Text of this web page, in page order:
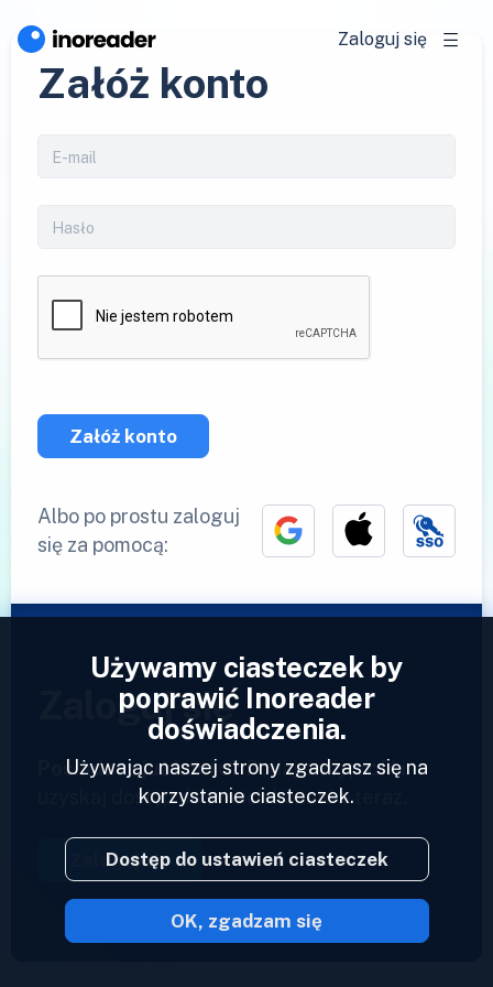
Zaloguj się
Załóż konto
Załóż konto
Albo po prostu zaloguj
się za pomocą:
Zaloguj się
Posiadasz już konto?Podaj swój profil i
uzyskaj dostęp do swoich kanałów teraz.
Zaloguj się
2023 © Inoreader
Używamy ciasteczek by
poprawić Inoreader
doświadczenia.
Używając naszej strony zgadzasz się na
korzystanie ciasteczek.
Dostęp do ustawień ciasteczek
OK, zgadzam się